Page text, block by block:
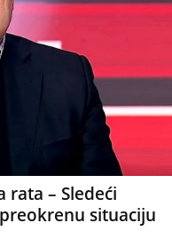
rata – Sledeći
situaciju